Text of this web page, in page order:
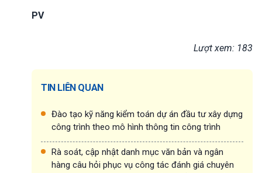
PV
Lượt xem: 183
TIN LIÊN QUAN
Đào tạo kỹ năng kiểm toán dự án đầu tư xây dựng
công trình theo mô hình thông tin công trình
Rà soát, cập nhật danh mục văn bản và ngân
hàng câu hỏi phục vụ công tác đánh giá chuyên